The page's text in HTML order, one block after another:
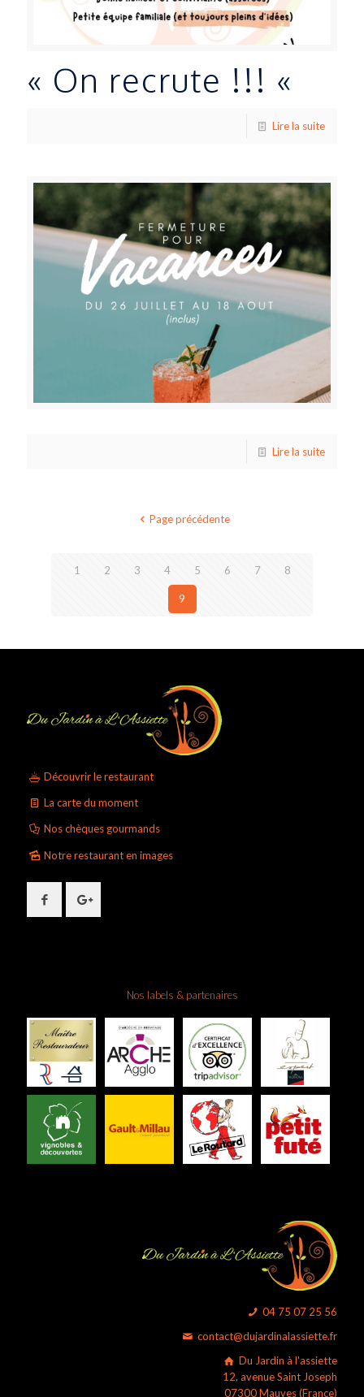
« On recrute !!! «
Lire la suite
Lire la suite
Page précédente
1 2 3 4 5 6 7 8
9
Découvrir le restaurant
La carte du moment
Nos chèques gourmands
Notre restaurant en images
Nos labels & partenaires
04 75 07 25 56
contact@dujardinalassiette.fr
Du Jardin à l'assiette
12, avenue Saint Joseph
07300 Mauves (France)